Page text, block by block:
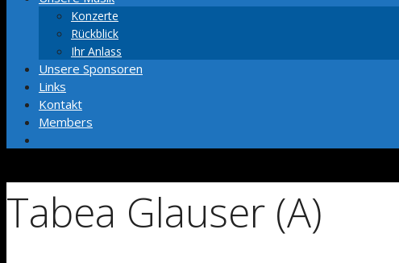
Konzerte
Rückblick
Ihr Anlass
Unsere Sponsoren
Links
Kontakt
Members
Tabea Glauser (A)